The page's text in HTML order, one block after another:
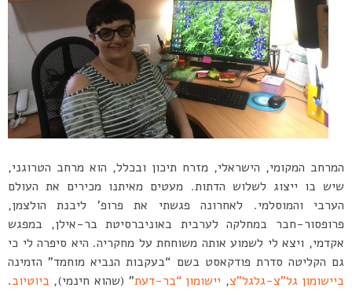
המרחב המקומי, הישראלי, מזרח תיכון ובכלל, הוא מרחב הטרוגני,
שיש בו ייצוג לשלוש הדתות. מעטים מאיתנו מכירים את העולם
הערבי והמוסלמי. לאחרונה פגשתי את פרופ’ ליבנת הולצמן,
פרופסור-חבר במחלקה לערבית באוניברסיטת בר-אילן, במפגש
אקדמי, ויצא לי לשמוע אותה משוחחת על מחקריה. היא סיפרה לי כי
גם הקליטה סדרת פודקאסט בשם “בעקבות הנביא מוחמד” הזמינה
ביישומון גל”צ-גלגל”צ, יישומון “בר-דעת” (שהוא חינמי), ביוטיוב.